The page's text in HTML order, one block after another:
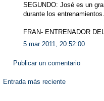
SEGUNDO: José es un
durante los entrenamientos...
FRAN- ENTRENADOR
5 mar 2011, 20:52:00
Publicar un comentario
Entrada más reciente